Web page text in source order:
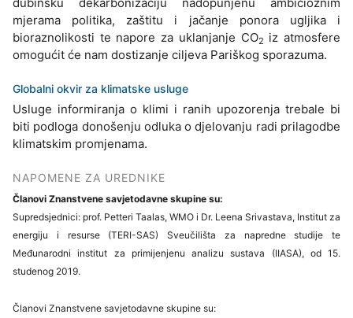
dubinsku dekarbonizaciju nadopunjenu ambicioznim
mjerama politika, zaštitu i jačanje ponora ugljika i
bioraznolikosti te napore za uklanjanje CO2 iz atmosfere
omogućit će nam dostizanje ciljeva Pariškog sporazuma.
Globalni okvir za klimatske usluge
Usluge informiranja o klimi i ranih upozorenja trebale bi
biti podloga donošenju odluka o djelovanju radi prilagodbe
klimatskim promjenama.
NAPOMENE ZA UREDNIKE
Članovi Znanstvene savjetodavne skupine su:
Supredsjednici: prof. Petteri Taalas, WMO i Dr. Leena Srivastava, Institut za
energiju i resurse (TERI-SAS) Sveučilišta za napredne studije te
Međunarodni institut za primijenjenu analizu sustava (IIASA), od 15.
studenog 2019.
Članovi Znanstvene savjetodavne skupine su: